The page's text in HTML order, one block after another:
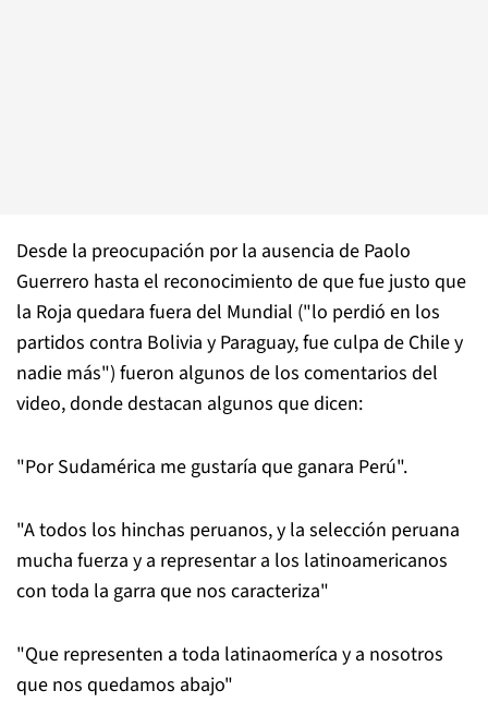
Desde la preocupación por la ausencia de Paolo
Guerrero hasta el reconocimiento de que fue justo que
la Roja quedara fuera del Mundial ("lo perdió en los
partidos contra Bolivia y Paraguay, fue culpa de Chile y
nadie más") fueron algunos de los comentarios del
video, donde destacan algunos que dicen:
"Por Sudamérica me gustaría que ganara Perú".
"A todos los hinchas peruanos, y la selección peruana
mucha fuerza y a representar a los latinoamericanos
con toda la garra que nos caracteriza"
"Que representen a toda latinaomeríca y a nosotros
que nos quedamos abajo"